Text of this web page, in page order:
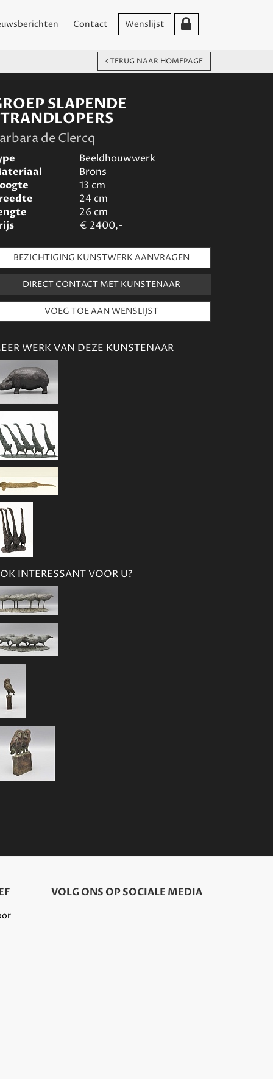
Contact Wenslijst
TERUG NAAR HOMEPAGE
SLAPENDE
de Clercq
Beeldhouwwerk
Brons
13 cm
24cm
26 cm
€ 2400,-
BEZICHTIGING KUNSTWERK AANVRAGEN
DIRECT CONTACT MET KUNSTENAAR
WERK VAN DEZE KUNSTENAAR
INTERESSANT VOOR U?
VOLG ONS OP SOCIALE MEDIA